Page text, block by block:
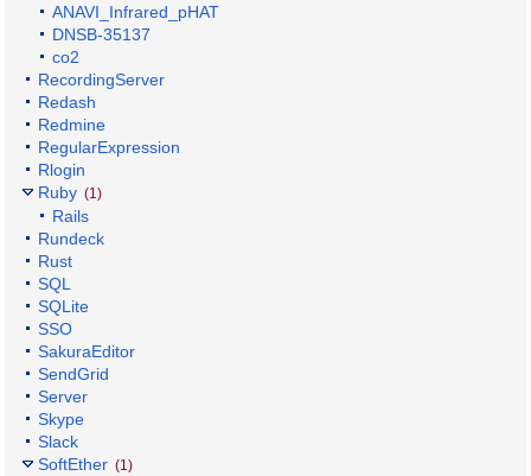
ANAVI_Infrared_pHAT
DNSB-35137
co2
RecordingServer
Redash
Redmine
RegularExpression
Rlogin
Ruby (1)
Rails
Rundeck
Rust
SQL
SQLite
SSO
SakuraEditor
SendGrid
Server
Skype
Slack
SoftEther (1)